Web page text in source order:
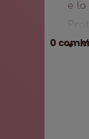
e la
0